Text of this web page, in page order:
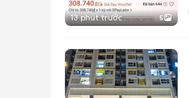
13 phút trước 5